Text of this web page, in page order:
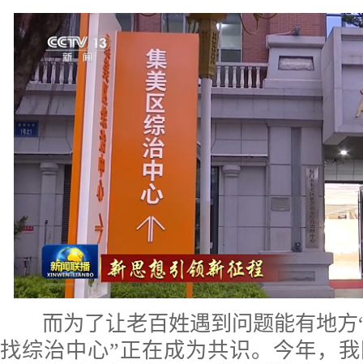
而为了让老百姓遇到问题能有地方
找综治中心”正在成为共识。今年，